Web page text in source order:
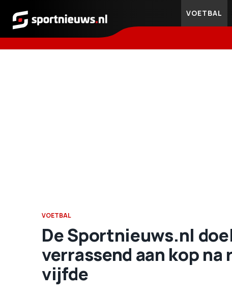
Sportnieuws.nl
VOETBAL
VOETBAL
De Sportnieuws.nl
verrassend aan kop
vijfde